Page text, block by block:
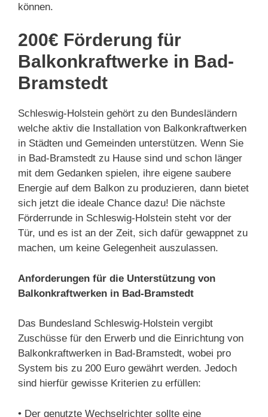
können.
200€ Förderung für
Balkonkraftwerke in Bad-
Bramstedt
Schleswig-Holstein gehört zu den Bundesländern
welche aktiv die Installation von Balkonkraftwerken
in Städten und Gemeinden unterstützen. Wenn Sie
in Bad-Bramstedt zu Hause sind und schon länger
mit dem Gedanken spielen, ihre eigene saubere
Energie auf dem Balkon zu produzieren, dann bietet
sich jetzt die ideale Chance dazu! Die nächste
Förderrunde in Schleswig-Holstein steht vor der
Tür, und es ist an der Zeit, sich dafür gewappnet zu
machen, um keine Gelegenheit auszulassen.
Anforderungen für die Unterstützung von
Balkonkraftwerken in Bad-Bramstedt
Das Bundesland Schleswig-Holstein vergibt
Zuschüsse für den Erwerb und die Einrichtung von
Balkonkraftwerken in Bad-Bramstedt, wobei pro
System bis zu 200 Euro gewährt werden. Jedoch
sind hierfür gewisse Kriterien zu erfüllen:
• Der genutzte Wechselrichter sollte eine